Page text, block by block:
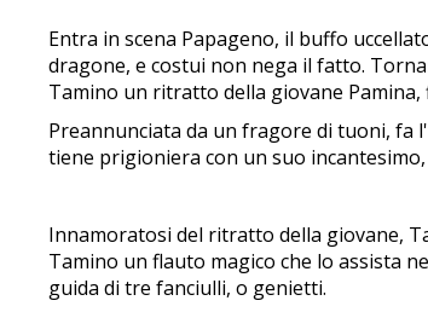
Entra in scena Papageno, il buffo
dragone, e costui non nega il fatto.
Tamino un ritratto della giovane Pamina,
Preannunciata da un fragore di tuoni, fa
tiene prigioniera con un suo
Innamoratosi del ritratto della giovane,
Tamino un flauto magico che lo assista
guida di tre fanciulli, o genietti.